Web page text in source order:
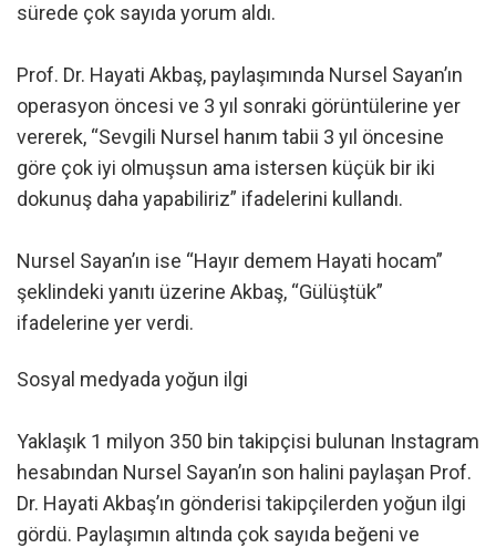
sürede çok sayıda yorum aldı.
Prof. Dr. Hayati Akbaş, paylaşımında Nursel Sayan’ın
operasyon öncesi ve 3 yıl sonraki görüntülerine yer
vererek, “Sevgili Nursel hanım tabii 3 yıl öncesine
göre çok iyi olmuşsun ama istersen küçük bir iki
dokunuş daha yapabiliriz” ifadelerini kullandı.
Nursel Sayan’ın ise “Hayır demem Hayati hocam”
şeklindeki yanıtı üzerine Akbaş, “Gülüştük”
ifadelerine yer verdi.
Sosyal medyada yoğun ilgi
Yaklaşık 1 milyon 350 bin takipçisi bulunan Instagram
hesabından Nursel Sayan’ın son halini paylaşan Prof.
Dr. Hayati Akbaş’ın gönderisi takipçilerden yoğun ilgi
gördü. Paylaşımın altında çok sayıda beğeni ve